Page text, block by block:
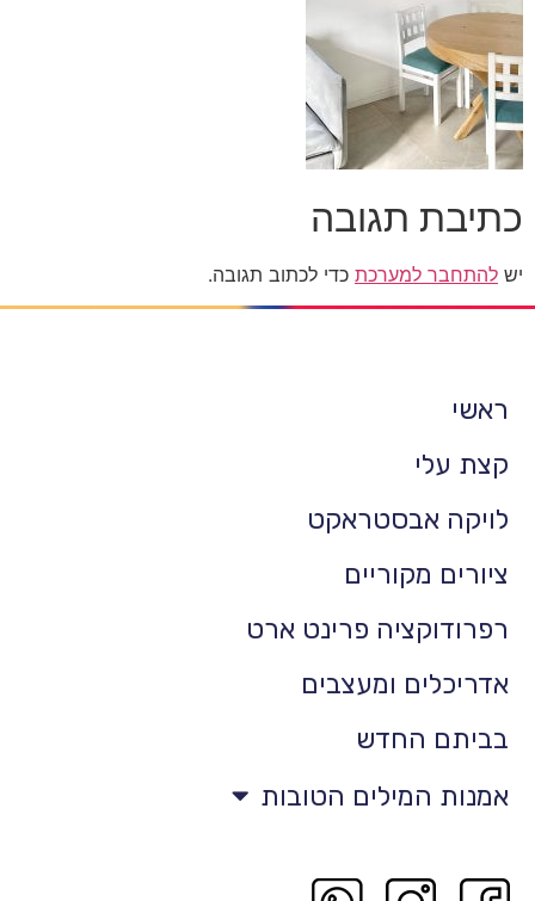
כתיבת תגובה
יש להתחבר למערכת כדי לכתוב תגובה.
ראשי
קצת עלי
לויקה אבסטראקט
ציורים מקוריים
רפרודוקציה פרינט ארט
אדריכלים ומעצבים
בביתם החדש
אמנות המילים הטובות